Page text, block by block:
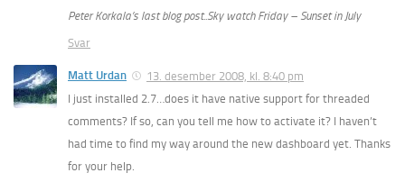
Peter Korkala’s last blog post..Sky watch Friday – Sunset in July
Svar
Matt Urdan
13. desember 2008, kl. 8:40 pm
I just installed 2.7…does it have native support for threaded
comments? If so, can you tell me how to activate it? I haven’t
had time to find my way around the new dashboard yet. Thanks
for your help.